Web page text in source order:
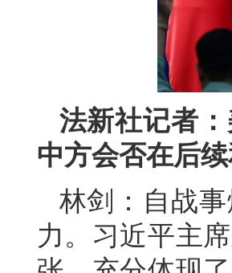
法新社记者
中方会否在后
林剑：自战
力。习近平主